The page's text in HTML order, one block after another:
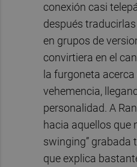
conexión casi
después
en grupos de
convirtiera en el
la furgoneta
vehemencia,
personalidad. A
hacia aquellos que
swinging” grabada
que explica